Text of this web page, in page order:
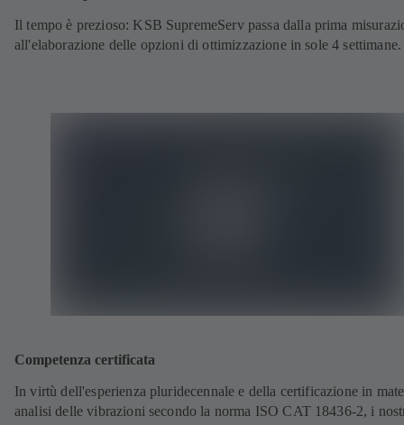
Il tempo è prezioso: KSB SupremeServ passa dalla prima
all'elaborazione delle opzioni di ottimizzazione in sole 4 settimane.
Competenza certificata
In virtù dell'esperienza pluridecennale e della certificazione in
analisi delle vibrazioni secondo la norma ISO CAT 18436-2, i